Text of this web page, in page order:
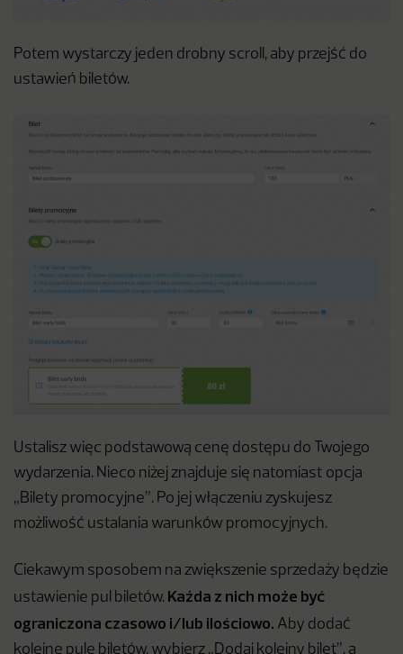
Potem wystarczy jeden drobny scroll, aby przejść do
ustawień biletów.
Ustalisz więc podstawową cenę dostępu do Twojego
wydarzenia. Nieco niżej znajduje się natomiast opcja
„Bilety promocyjne”. Po jej włączeniu zyskujesz
możliwość ustalania warunków promocyjnych.
Ciekawym sposobem na zwiększenie sprzedaży będzie
ustawienie pul biletów. Każda z nich może być
ograniczona czasowo i/lub ilościowo. Aby dodać
kolejne pule biletów, wybierz „Dodaj kolejny bilet”, a